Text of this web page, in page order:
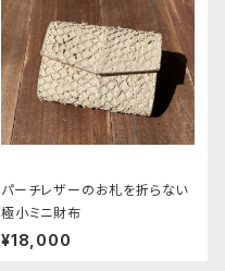
パーチレザーのお札を折らない
極小ミニ財布
¥18,000